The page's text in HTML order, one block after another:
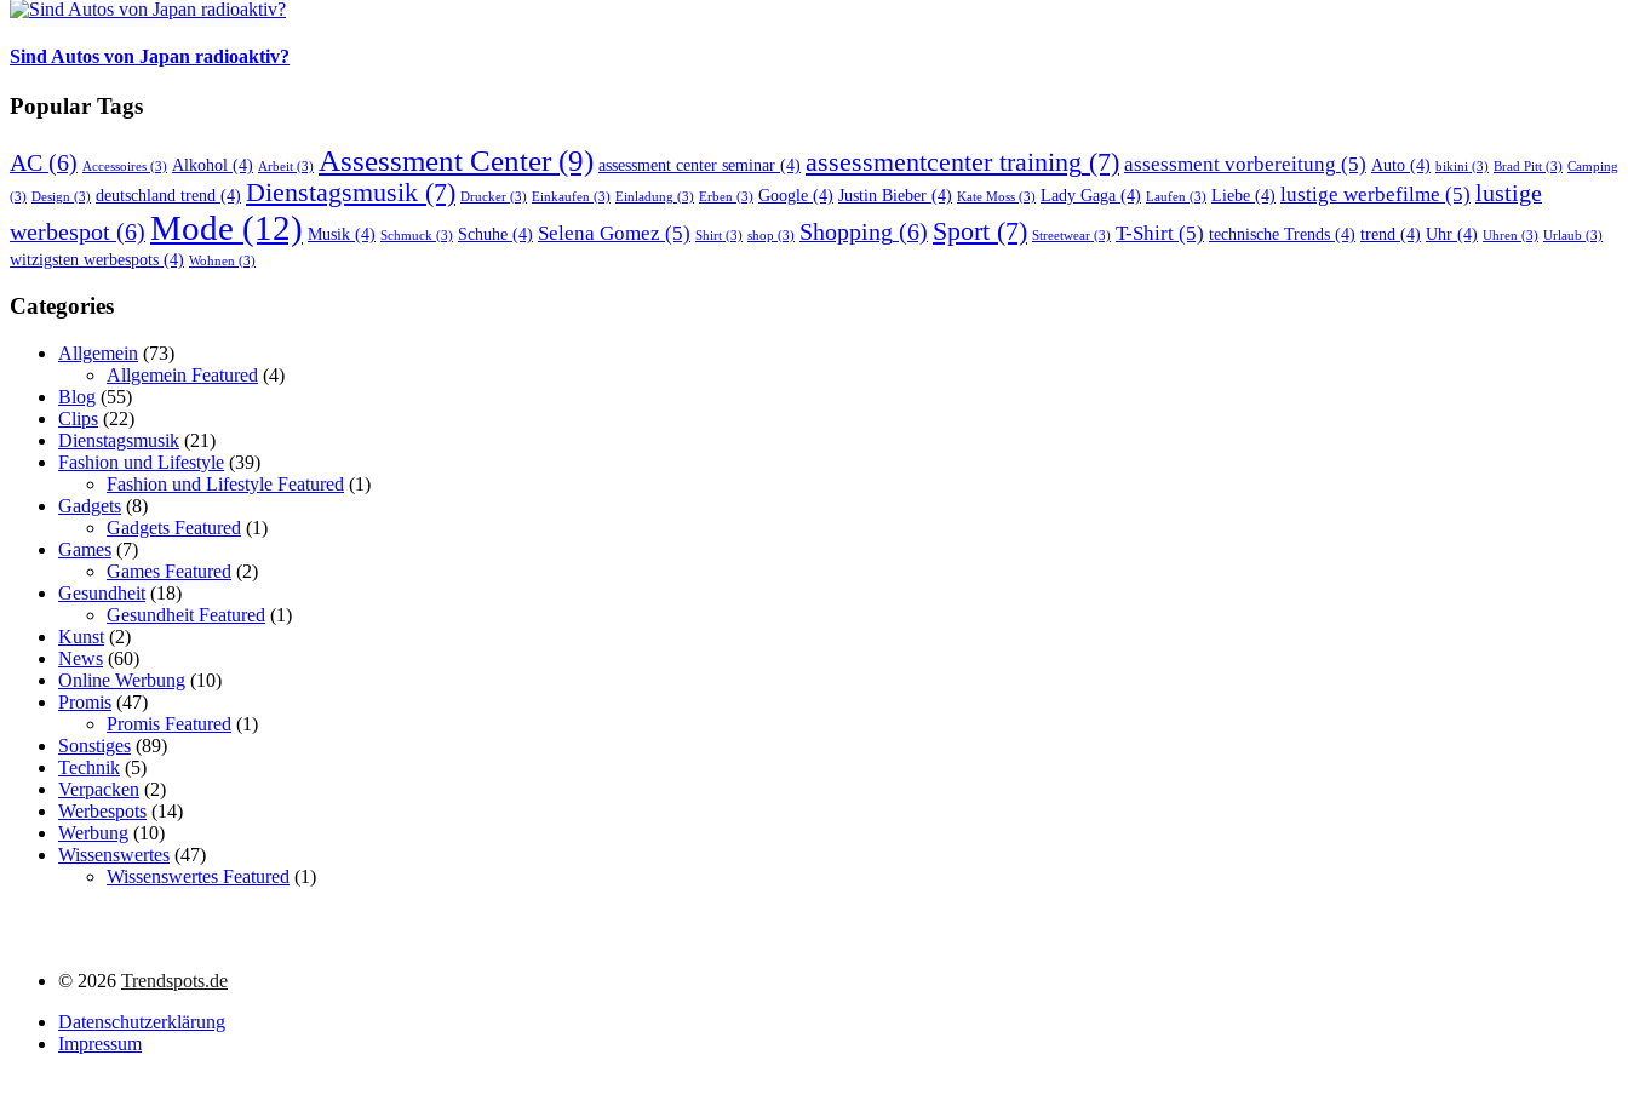
Sind Autos von Japan radioaktiv?
Popular Tags
AC (6) Accessoires (3) Alkohol (4) Arbeit (3) Assessment Center(9) assessment center seminar (4) assessmentcenter training (7) assessment vorbereitung (5) Auto (4) bikini (3) Brad Pitt (3) Camping
(3) Design (3) deutschland trend (4) Dienstagsmusik (7) Drucker (3) Einkaufen (3) Einladung (3) Erben (3) Google (4) Justin Bieber (4) Kate Moss (3) Lady Gaga (4) Laufen (3) Liebe (4) lustige werbefilme (5) lustige
werbespot (6) Mode (12) Musik (4) Schmuck (3) Schuhe (4) Selena Gomez (5) Shirt (3) shop (3) Shopping (6) Sport (7) Streetwear (3) T-Shirt (5) technische Trends (4) trend (4) Uhr (4) Uhren (3) Urlaub (3)
witzigsten werbespots (4) Wohnen (3)
Categories
Allgemein (73)
Allgemein Featured (4)
Blog (55)
Clips (22)
Dienstagsmusik (21)
Fashion und Lifestyle (39)
Fashion und Lifestyle Featured (1)
Gadgets (8)
Gadgets Featured (1)
Games (7)
Games Featured (2)
Gesundheit (18)
Gesundheit Featured (1)
Kunst (2)
News (60)
Online Werbung (10)
Promis (47)
Promis Featured (1)
Sonstiges (89)
Technik (5)
Verpacken (2)
Werbespots (14)
Werbung (10)
Wissenswertes (47)
Wissenswertes Featured (1)
© 2026 Trendspots.de
Datenschutzerklärung
Impressum